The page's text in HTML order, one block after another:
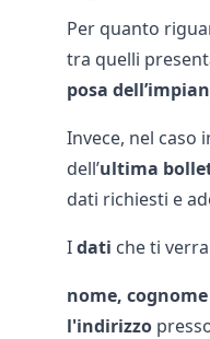
Per quanto
tra quelli
posa
Invece, nel caso
dell’ultima
dati richiesti e
Idati che ti
nome, cognome
l'indirizzo